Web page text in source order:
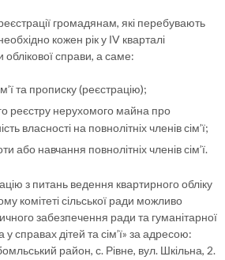
громадянам, які перебувають
кожен рік у ІV кварталі
справи, а саме:
та прописку (реєстрацію);
реєстру нерухомого майна про
власності на повнолітніх членів сім’ї;
або навчання повнолітніх членів сім’ї.
з питань ведення квартирного обліку
комітеті сільської ради можливо
забезпечення ради та гуманітарної
у справах дітей та сім’ї» за адресою:
район, с. Рівне, вул. Шкільна, 2.